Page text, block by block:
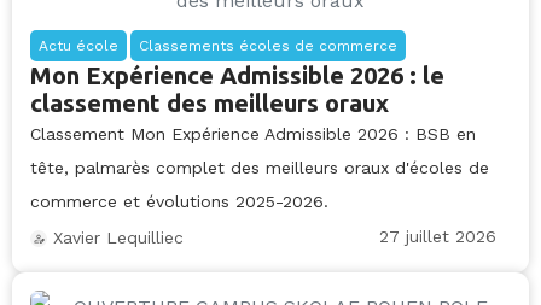
Actu école Classements écoles de commerce
Mon Expérience Admissible 2026 : le
classement des meilleurs oraux
Classement Mon Expérience Admissible 2026 : BSB en
tête, palmarès complet des meilleurs oraux d'écoles de
commerce et évolutions 2025-2026.
Xavier Lequilliec
27 juillet 2026